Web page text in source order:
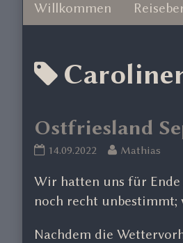
Willkommen
Posts
tagged
Ostfriesland
Ostfriesland
22
published
14.09.2022
Read
posts
by
author
Mathias
Wir hatten uns für Ende
noch recht unbestimmt;
Nachdem die